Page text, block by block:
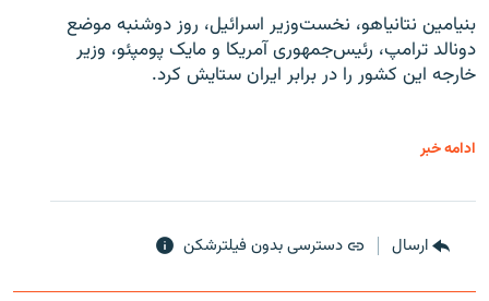
بنیامین نتانیاهو، نخست‌وزیر اسرائیل، روز دوشنبه موضع
دونالد ترامپ، رئیس‌جمهوری آمریکا و مایک پومپئو، وزیر
خارجه این کشور را در برابر ایران ستایش کرد.
ادامه خبر
ارسال دسترسی بدون فیلترشکن